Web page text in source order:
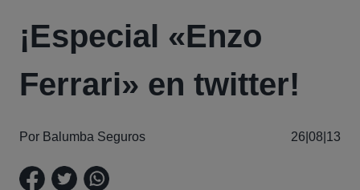
¡Especial «Enzo
Ferrari» en twitter!
Por Balumba Seguros 26|08|13